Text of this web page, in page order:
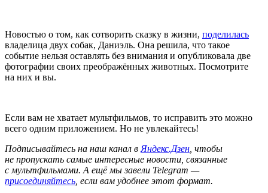
Новостью о том, как сотворить сказку в жизни, поделилась
владелица двух собак, Даниэль. Она решила, что такое
событие нельзя оставлять без внимания и опубликовала две
фотографии своих преображённых животных. Посмотрите
на них и вы.
Если вам не хватает мультфильмов, то исправить это можно
всего одним приложением. Но не увлекайтесь!
Подписывайтесь на наш канал в Яндекс.Дзен , чтобы
не пропускать самые интересные новости, связанные
с мультфильмами. А ещё мы завели Telegram —
присоединяйтесь , если вам удобнее этот формат.